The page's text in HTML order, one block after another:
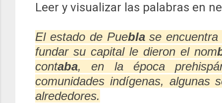
Leer y visualizar las palabras en
El estado de Pueblase encuentra
fundar su capital le dieron el nom
contaba, en la época
comunidades indígenas, algunas
alrededores.